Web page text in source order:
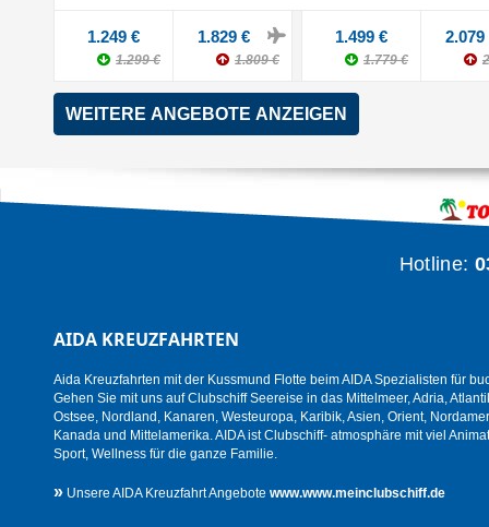
1.249 €
1.299 €
1.829 €
1.809 €
1.499 €
1.779 €
2.079
Hotline:
AIDA KREUZFAHRTEN
Aida Kreuzfahrten mit der Kussmund Flotte beim AIDA Spezialisten für
Gehen Sie mit uns auf Clubschiff Seereise in das Mittelmeer, Adria,
Ostsee, Nordland, Kanaren, Westeuropa, Karibik, Asien, Orient,
Kanada und Mittelamerika. AIDA ist Clubschiff- atmosphäre mit viel
Sport, Wellness für die ganze Familie.
» Unsere AIDA Kreuzfahrt Angebote www.www.meinclubschiff.de